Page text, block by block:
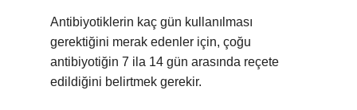
Antibiyotiklerin kaç gün kullanılması
gerektiğini merak edenler için, çoğu
antibiyotiğin 7 ila 14 gün arasında reçete
edildiğini belirtmek gerekir.